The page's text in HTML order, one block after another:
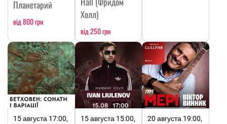
Планетарий
від 800 грн
Холл)
від 250 грн
15 августа 17:00,
15 августа 15:00,
20 августа 19:00,